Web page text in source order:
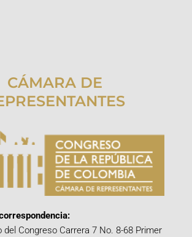
CÁMARA DE
del Congreso Carrera 7 No. 8-68 Primer